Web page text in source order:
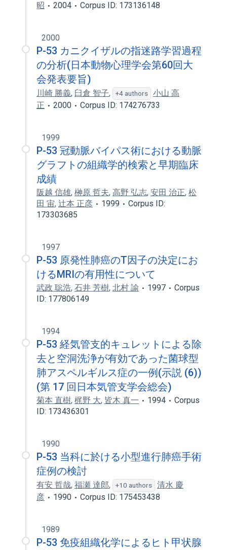
昭
2004 Corpus ID: 173136148
2000
P-53 カニクイザルの指迷路学習過程
の分析(日本動物心理学会第60回大
会発表要旨)
川崎 勝義, 臼倉 智子, +4 authors
小山 高
正
2000 Corpus ID: 174276733
1999
P-53 冠動脈バイパス術における動脈
グラフトの組織学的検索と早期臨床
成績
阪越 信雄, 榊原 哲夫, 高野 弘志, 安田 治正, 松
田 宙, 辻本 正彦 1999
Corpus ID:
173303685
1997
P-53 原発性肺癌のT因子の決定にお
けるMRIの有用性について
武政 聡浩, 石井 芳樹, 北村 諭 1997
Corpus
ID: 177806149
1994
P-53 経気管支的キュレットによる除
去と空洞洗浄が有効であった菌球型
肺アスペルギルス症の一例(示説 (6))
(第 17 回日本気管支学会総会)
菊本 直樹, 梶野 大, 皆木 真一 1994
Corpus
ID: 173436301
1990
P-53 当科に於ける小型進行肺癌手術
症例の検討
有安 哲哉, 福瀬 達郎, +10 authors
清水 慶
彦
1990 Corpus ID: 175453438
1989
P-53 免疫組織化学によるヒト甲状腺